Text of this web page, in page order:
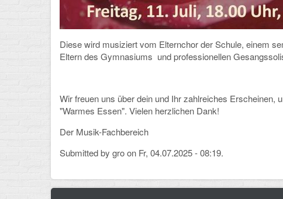
Diese wird musiziert vom Elternchor der Schule, einem
Eltern des Gymnasiums und professionellen
Wir freuen uns über dein und Ihr zahlreiches
"Warmes Essen". Vielen herzlichen Dank!
Der Musik-Fachbereich
Submitted by groon Fr, 04.07.2025 - 08:19.